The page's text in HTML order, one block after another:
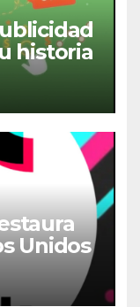
historia
Unidos